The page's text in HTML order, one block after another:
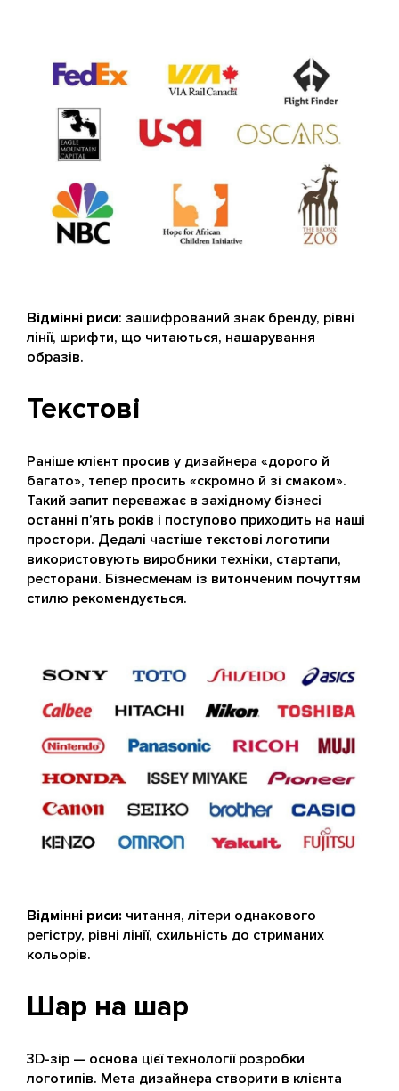
Відмінні риси: зашифрований знак бренду, рівні
лінії, шрифти, що читаються, нашарування
образів.
Текстові
Раніше клієнт просив у дизайнера «дорого й
багато», тепер просить «скромно й зі смаком».
Такий запит переважає в західному бізнесі
останні п’ять років і поступово приходить на наші
простори. Дедалі частіше текстові логотипи
використовують виробники техніки, стартапи,
ресторани. Бізнесменам із витонченим почуттям
стилю рекомендується.
Відмінні риси: читання, літери однакового
регістру, рівні лінії, схильність до стриманих
кольорів.
Шар на шар
3D-зір — основа цієї технології розробки
логотипів. Мета дизайнера створити в клієнта